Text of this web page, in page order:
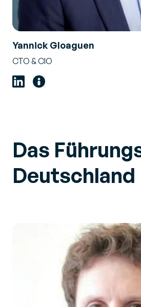
Yannick Gloaguen
CTO & CIO
Das
Deutschland